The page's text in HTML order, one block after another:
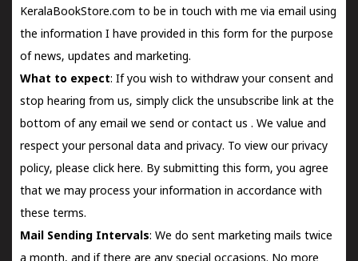
KeralaBookStore.com to be in touch with me via email using
the information I have provided in this form for the purpose
of news, updates and marketing.
What to expect: If you wish to withdraw your consent and
stop hearing from us, simply click the unsubscribe link at the
bottom of any email we send orcontact us . We value and
respect your personal data and privacy. To view our privacy
policy, please click here. By submitting this form, you agree
that we may process your information in accordance with
these terms.
Mail Sending Intervals: We do sent marketing mails twice